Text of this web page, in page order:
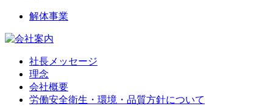
解体事業
社長メッセージ
理念
会社概要
労働安全衛生・環境・品質方針について